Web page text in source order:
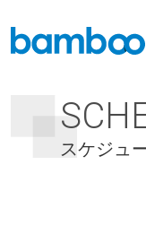
スケジュ